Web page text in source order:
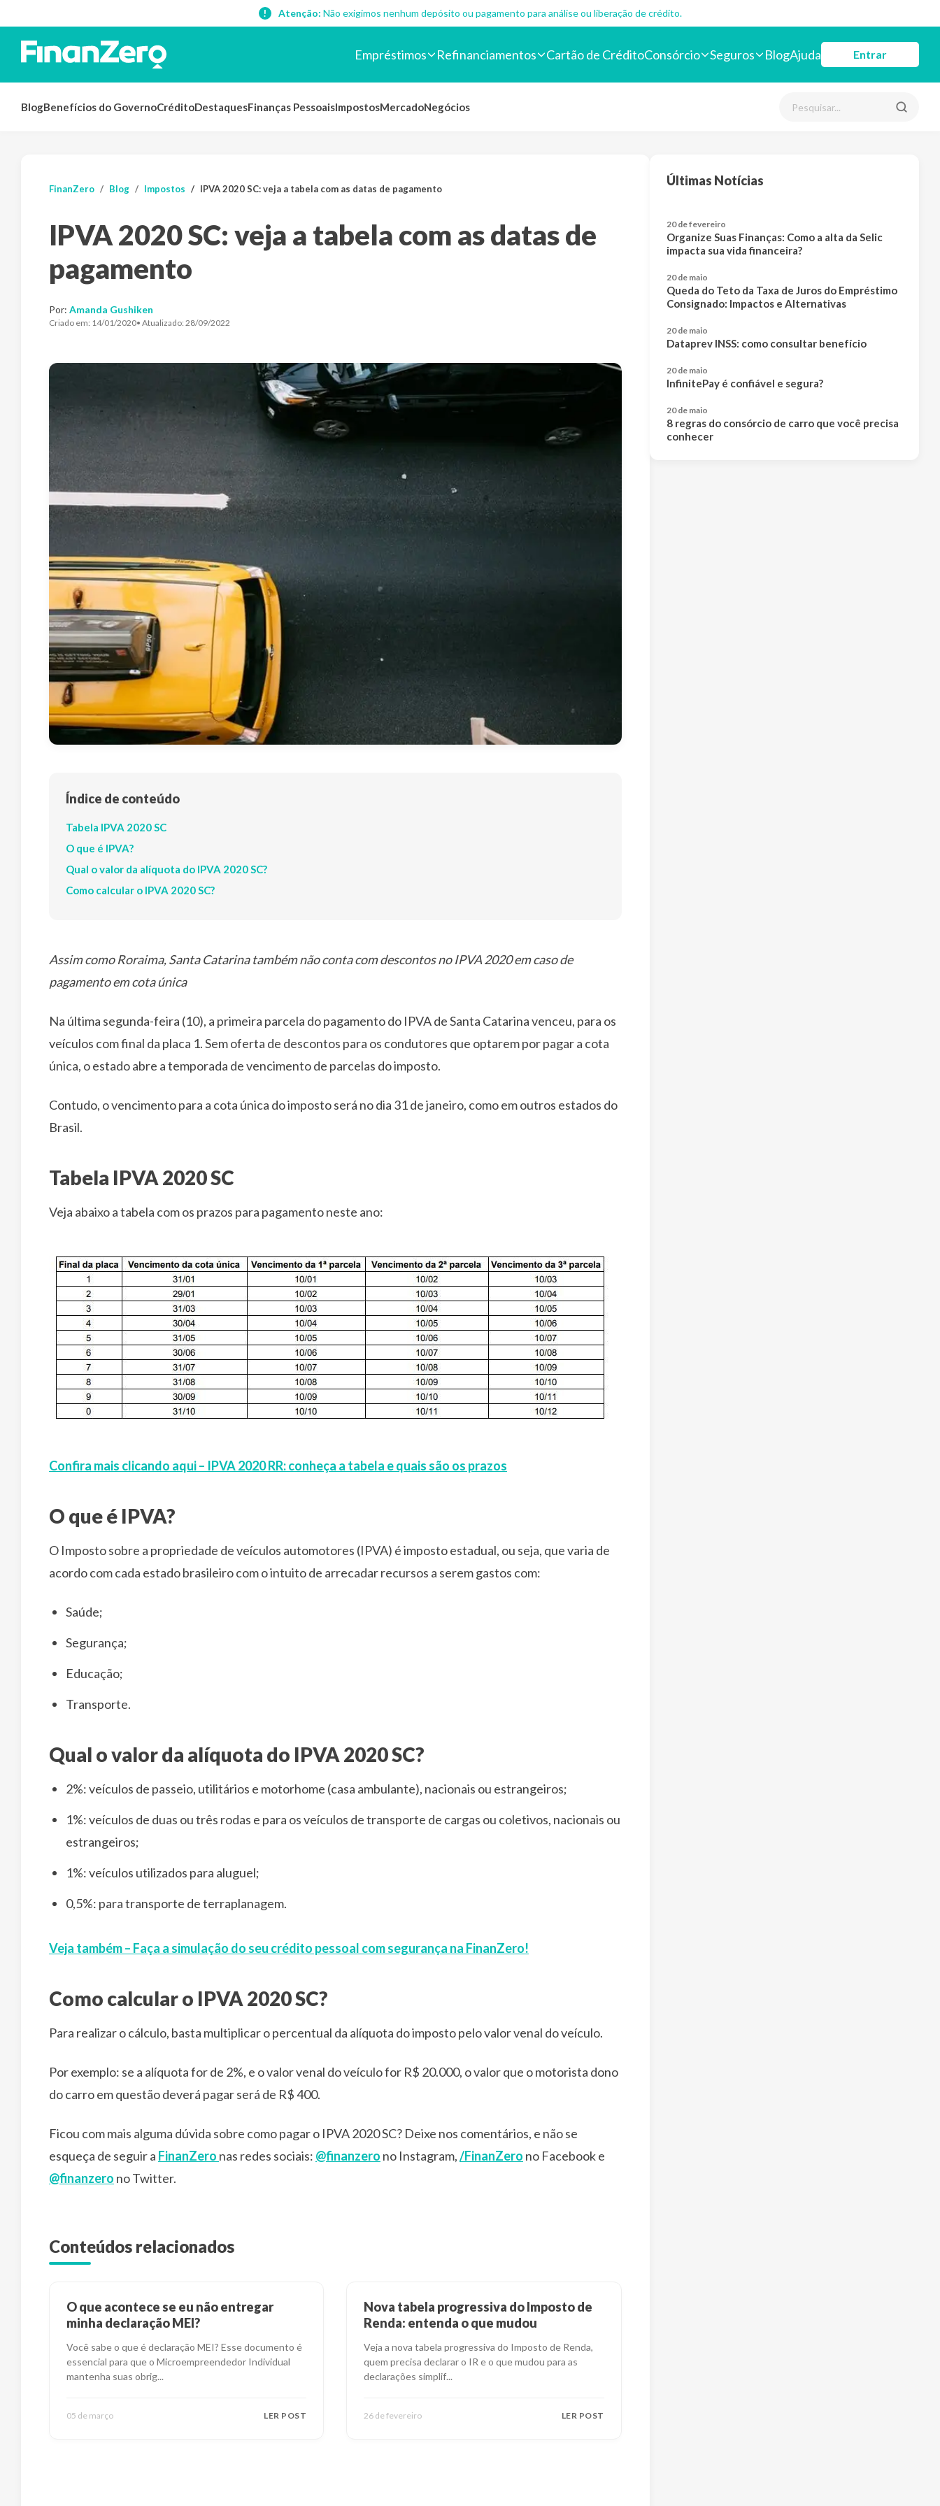
Atenção: Não exigimos nenhum depósito ou pagamento para análise ou liberação de crédito.
Empréstimos Refinanciamentos Cartão de CréditoConsórcio Seguros BlogAjuda Entrar
BlogBenefícios do GovernoCréditoDestaquesFinanças PessoaisImpostosMercadoNegócios
FinanZero Blog Impostos IPVA 2020 SC: veja a tabela com as datas de pagamento
IPVA 2020 SC: veja a tabela com as datas de
pagamento
Por: Amanda Gushiken
Criado em: 14/01/2020• Atualizado: 28/09/2022
Índice de conteúdo
Tabela IPVA 2020 SC
O que é IPVA?
Qual o valor da alíquota do IPVA 2020 SC?
Como calcular o IPVA 2020 SC?
Assim como Roraima, Santa Catarina também não conta com descontos no IPVA 2020 em caso de
pagamento em cota única
Na última segunda-feira (10), a primeira parcela do pagamento do IPVA de Santa Catarina venceu, para os
veículos com final da placa 1. Sem oferta de descontos para os condutores que optarem por pagar a cota
única, o estado abre a temporada de vencimento de parcelas do imposto.
Contudo, o vencimento para a cota única do imposto será no dia 31 de janeiro, como em outros estados do
Brasil.
Tabela IPVA 2020 SC
Veja abaixo a tabela com os prazos para pagamento neste ano:
Confira mais clicando aqui – IPVA 2020 RR: conheça a tabela e quais são os prazos
O que é IPVA?
O Imposto sobre a propriedade de veículos automotores (IPVA) é imposto estadual, ou seja, que varia de
acordo com cada estado brasileiro com o intuito de arrecadar recursos a serem gastos com:
Saúde;
Segurança;
Educação;
Transporte.
Qual o valor da alíquota do IPVA 2020 SC?
2%: veículos de passeio, utilitários e motorhome (casa ambulante), nacionais ou estrangeiros;
1%: veículos de duas ou três rodas e para os veículos de transporte de cargas ou coletivos, nacionais ou
estrangeiros;
1%: veículos utilizados para aluguel;
0,5%: para transporte de terraplanagem.
Veja também – Faça a simulação do seu crédito pessoal com segurança na FinanZero!
Como calcular o IPVA 2020 SC?
Para realizar o cálculo, basta multiplicar o percentual da alíquota do imposto pelo valor venal do veículo.
Por exemplo: se a alíquota for de 2%, e o valor venal do veículo for R$ 20.000, o valor que o motorista dono
do carro em questão deverá pagar será de R$ 400.
Ficou com mais alguma dúvida sobre como pagar o IPVA 2020 SC? Deixe nos comentários, e não se
esqueça de seguir a FinanZero nas redes sociais: @finanzero no Instagram,/FinanZero no Facebook e
@finanzero no Twitter.
Conteúdos relacionados
O que acontece se eu não entregar
minha declaração MEI?
Você sabe o que é declaração MEI? Esse documento é
essencial para que o Microempreendedor Individual
mantenha suas obrig...
05 de março LER POST
Nova tabela progressiva do Imposto de
Renda: entenda o que mudou
Veja a nova tabela progressiva do Imposto de Renda,
quem precisa declarar o IR e o que mudou para as
declarações simplif...
26 de fevereiro LER POST
Últimas Notícias
20 de fevereiro
Organize Suas Finanças: Como a alta da Selic
impacta sua vida financeira?
20 de maio
Queda do Teto da Taxa de Juros do Empréstimo
Consignado: Impactos e Alternativas
20 de maio
Dataprev INSS: como consultar benefício
20 de maio
InfinitePay é confiável e segura?
20 de maio
8 regras do consórcio de carro que você precisa
conhecer